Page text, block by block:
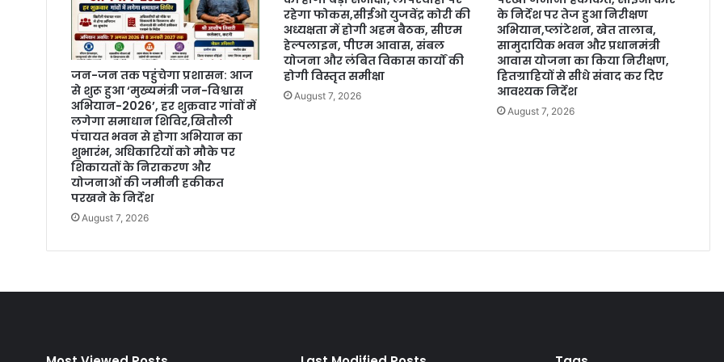
जन-जन तक पहुंचेगा प्रशासन: आज
से शुरू हुआ ‘मुख्यमंत्री जन-विश्वास
अभियान-2026’, हर शुक्रवार गांवों में
लगेगा समाधान शिविर,खितौली
पंचायत भवन से होगा अभियान का
शुभारंभ, अधिकारियों को मौके पर
शिकायतों के निराकरण और
योजनाओं की जमीनी हकीकत
परखने के निर्देश
August 7, 2026
रहेगा फोकस,सीईओ युजवेंद्र कोरी की
अध्यक्षता में होगी अहम बैठक, सीएम
हेल्पलाइन, पीएम आवास, संबल
योजना और लंबित विकास कार्यों की
होगी विस्तृत समीक्षा
August 7, 2026
के निर्देश पर तेज हुआ निरीक्षण
अभियान,प्लांटेशन, खेत तालाब,
सामुदायिक भवन और प्रधानमंत्री
आवास योजना का किया निरीक्षण,
हितग्राहियों से सीधे संवाद कर दिए
आवश्यक निर्देश
August 7, 2026